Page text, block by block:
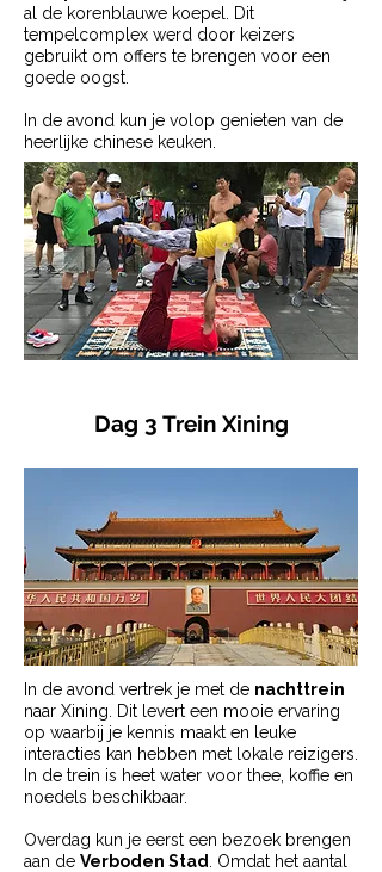
al de korenblauwe koepel. Dit
tempelcomplex werd door keizers
gebruikt om offers te brengen voor een
goede oogst.
In de avond kun je volop genieten van de
heerlijke chinese keuken.
Dag 3 Trein Xining
In de avond vertrek je met de nachttrein
naar Xining. Dit levert een mooie ervaring
op waarbij je kennis maakt en leuke
interacties kan hebben met lokale reizigers.
In de trein is heet water voor thee, koffie en
noedels beschikbaar.
Overdag kun je eerst een bezoek brengen
aan de Verboden Stad
. Omdat het aantal